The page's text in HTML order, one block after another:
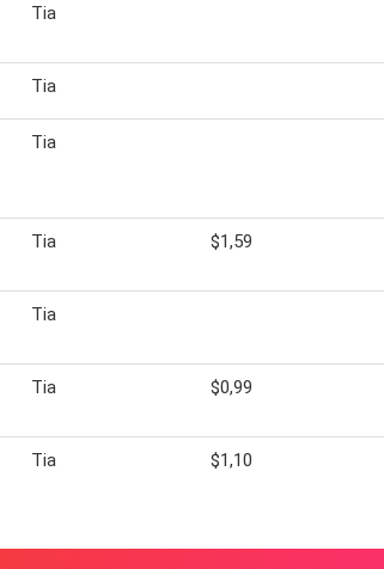
Tia
Tia
Tia
Tia $1,59
Tia
Tia $0,99
Tia $1,10